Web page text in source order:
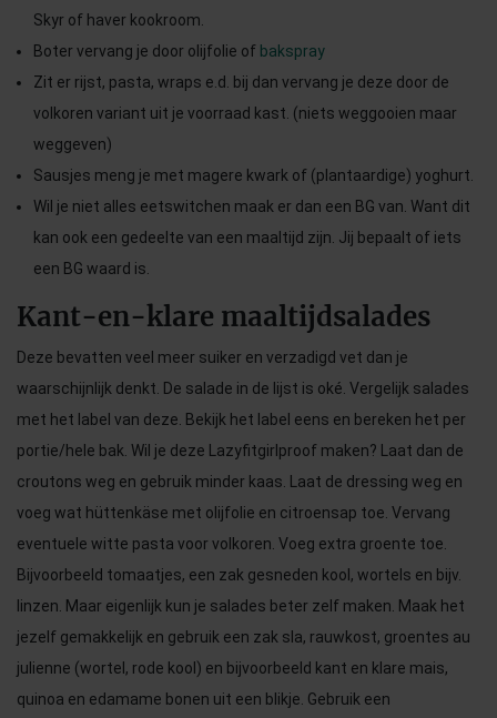
Skyr of haver kookroom.
Boter vervang je door olijfolie of bakspray
Zit er rijst, pasta, wraps e.d. bij dan vervang je deze door de
volkoren variant uit je voorraad kast. (niets weggooien maar
weggeven)
Sausjes meng je met magere kwark of (plantaardige) yoghurt.
Wil je niet alles eetswitchen maak er dan een BG van. Want dit
kan ook een gedeelte van een maaltijd zijn. Jij bepaalt of iets
een BG waard is.
Kant-en-klare maaltijdsalades
Deze bevatten veel meer suiker en verzadigd vet dan je
waarschijnlijk denkt. De salade in de lijst is oké. Vergelijk salades
met het label van deze. Bekijk het label eens en bereken het per
portie/hele bak. Wil je deze Lazyfitgirlproof maken? Laat dan de
croutons weg en gebruik minder kaas. Laat de dressing weg en
voeg wat hüttenkäse met olijfolie en citroensap toe. Vervang
eventuele witte pasta voor volkoren. Voeg extra groente toe.
Bijvoorbeeld tomaatjes, een zak gesneden kool, wortels en bijv.
linzen. Maar eigenlijk kun je salades beter zelf maken. Maak het
jezelf gemakkelijk en gebruik een zak sla, rauwkost, groentes au
julienne (wortel, rode kool) en bijvoorbeeld kant en klare mais,
quinoa en edamame bonen uit een blikje. Gebruik een